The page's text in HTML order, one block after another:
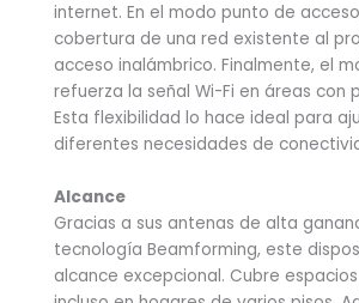
internet. En el modo punto de
cobertura de una red existente al
acceso inalámbrico. Finalmente, el
refuerza la señal Wi-Fi en áreas con
Esta flexibilidad lo hace ideal para
diferentes necesidades de
Alcance
Gracias a sus antenas de alta
tecnología Beamforming, este
alcance excepcional. Cubre